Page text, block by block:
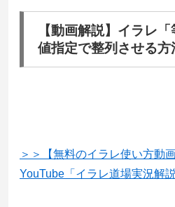
【動画解説】イラレ
値指定で整列させる方
＞＞【無料のイラレ使い方動
YouTube「イラレ道場実況解